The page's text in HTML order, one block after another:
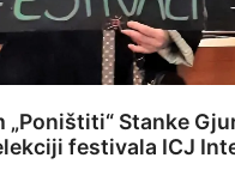
„Poništiti“ Stanke
festivala ICJ